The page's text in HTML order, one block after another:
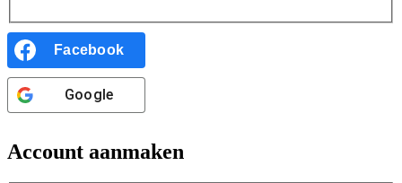
Facebook
Google
Account aanmaken